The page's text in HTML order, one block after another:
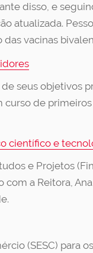
disso, e
atualizada.
vacinas
seus objetivos
de
científico e
e Projetos
a Reitora,
(SESC) para